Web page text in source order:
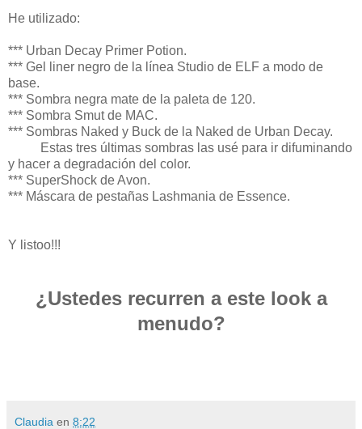
He utilizado:
*** Urban Decay Primer Potion.
*** Gel liner negro de la línea Studio de ELF a modo de
base.
*** Sombra negra mate de la paleta de 120.
*** Sombra Smut de MAC.
*** Sombras Naked y Buck de la Naked de Urban Decay.
Estas tres últimas sombras las usé para ir difuminando
y hacer a degradación del color.
*** SuperShock de Avon.
*** Máscara de pestañas Lashmania de Essence.
Y listoo!!!
¿Ustedes recurren a este look a
menudo?
Claudia en 8:22